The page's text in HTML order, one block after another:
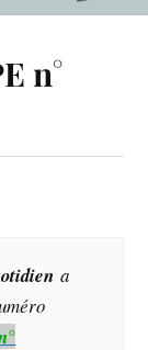
n°
a